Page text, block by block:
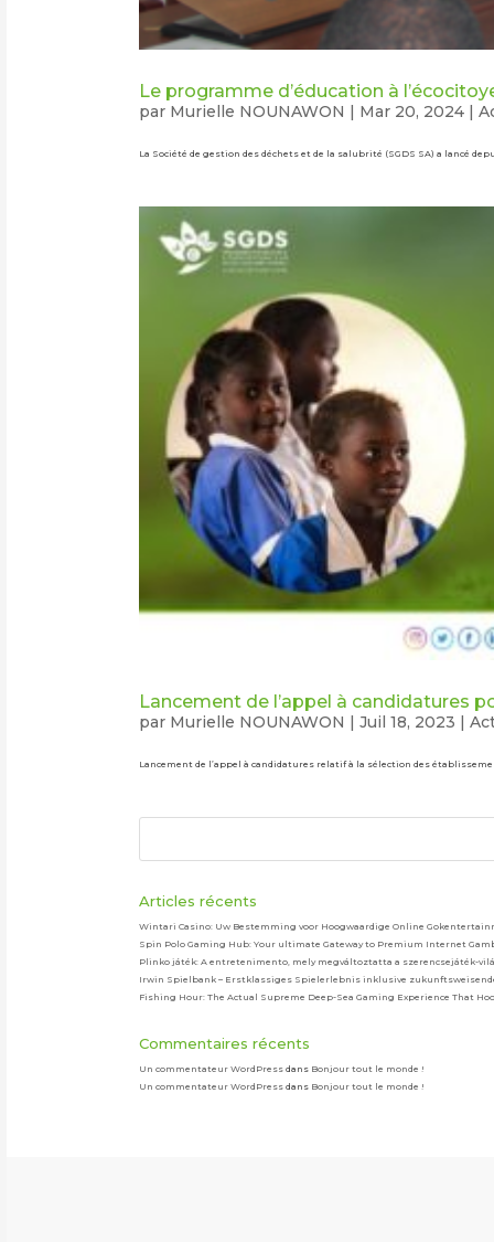
Le programme d’éducation à
par Murielle NOUNAWON | Mar 20, 2024|
La Société de gestion des déchets et de la salubrité (SGDS SA) a lancé
Lancement de l’appel à candidatures
par Murielle NOUNAWON | Juil 18, 2023 |
Lancement de l’appel à candidatures relatif à la sélection des
Articles récents
Wintari Casino: Uw Bestemming voor Hoogwaardige Online
Spin Polo Gaming Hub: Your ultimate Gateway to Premium Internet
Plinko játék: A entretenimento, mely megváltoztatta a szerencsejáték-
Irwin Spielbank – Erstklassiges Spielerlebnis inklusive
Fishing Hour: The Actual Supreme Deep-Sea Gaming Experience That
Commentaires récents
Un commentateur WordPressdans Bonjour tout le monde !
Un commentateur WordPressdans Bonjour tout le monde !